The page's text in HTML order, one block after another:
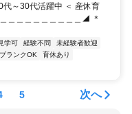
～30代活躍中 ＜ 産休育
＿＿＿＿＿＿＿＿＿◢ ＊
学可 経験不問
未経験者歓迎
ブランクOK
育休あり
5 次へ